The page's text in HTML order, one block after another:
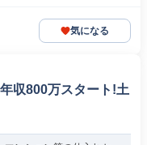
気になる
収800万スタート!土